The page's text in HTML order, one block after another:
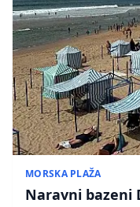
MORSKA PLAŽA
Naravni bazeni